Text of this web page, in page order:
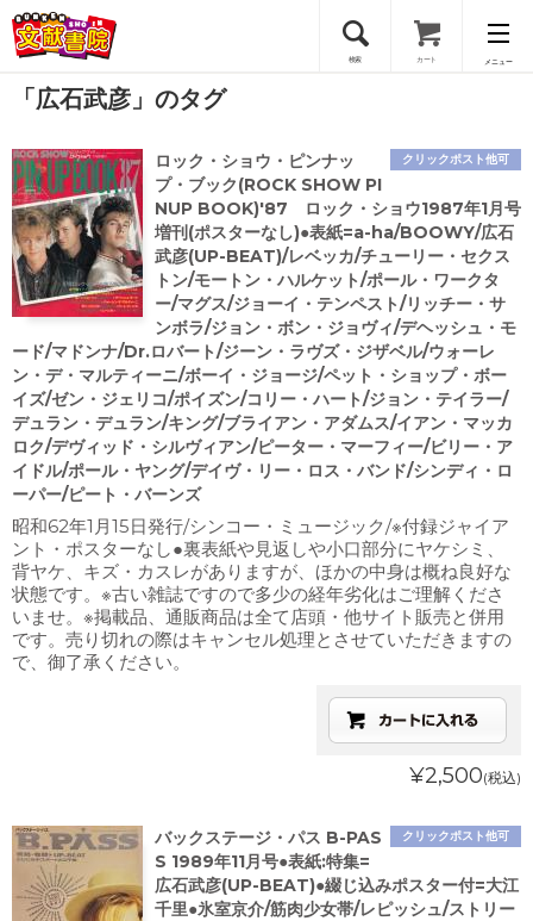
検索 カート メニュー
会員登録
ログイン
「広石武彦」のタグ
クリックポスト他可
ロック・ショウ・ピンナッ
プ・ブック(ROCK SHOW PI
NUP BOOK)'87 ロック・ショウ1987年1月号
増刊(ポスターなし)●表紙=a-ha/BOOWY/広石
武彦(UP-BEAT)/レベッカ/チューリー・セクス
トン/モートン・ハルケット/ポール・ワークタ
ー/マグス/ジョーイ・テンペスト/リッチー・サ
ンボラ/ジョン・ボン・ジョヴィ/デヘッシュ・モ
ード/マドンナ/Dr.ロバート/ジーン・ラヴズ・ジザベル/ウォーレ
ン・デ・マルティーニ/ボーイ・ジョージ/ペット・ショップ・ボー
イズ/ゼン・ジェリコ/ポイズン/コリー・ハート/ジョン・テイラー/
デュラン・デュラン/キング/ブライアン・アダムス/イアン・マッカ
ロク/デヴィッド・シルヴィアン/ピーター・マーフィー/ビリー・ア
イドル/ポール・ヤング/デイヴ・リー・ロス・バンド/シンディ・ロ
ーパー/ピート・バーンズ
昭和62年1月15日発行/シンコー・ミュージック/※付録ジャイア
ント・ポスターなし●裏表紙や見返しや小口部分にヤケシミ、
背ヤケ、キズ・カスレがありますが、ほかの中身は概ね良好な
状態です。※古い雑誌ですので多少の経年劣化はご理解くださ
いませ。※掲載品、通販商品は全て店頭・他サイト販売と併用
です。売り切れの際はキャンセル処理とさせていただきますの
で、御了承ください。
¥2,500(税込)
クリックポスト他可
バックステージ・パス B-PAS
S 1989年11月号●表紙:特集=
広石武彦(UP-BEAT)●綴じ込みポスター付=大江
千里●氷室京介/筋肉少女帯/レピッシュ/ストリー